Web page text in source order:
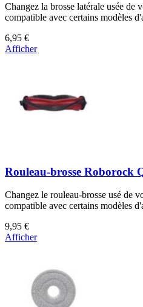
Changez la brosse latérale usée de
compatible avec certains modèles
6,95 €
Afficher
Rouleau-brosse Roborock
Changez le rouleau-brosse usé de
compatible avec certains modèles
9,95 €
Afficher